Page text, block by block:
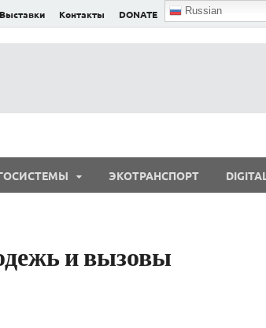
Выставки Контакты DONATE Russian
ЭКОТРАНСПОРТ DIGITAL
и вызовы